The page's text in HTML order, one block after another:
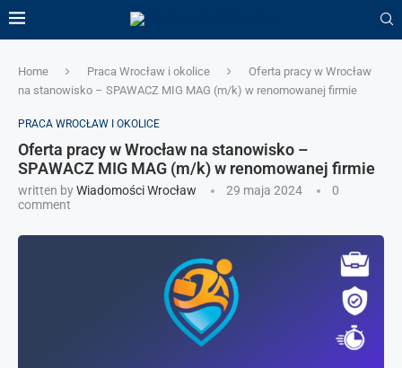
Home Praca Wrocław i okolice
Oferta pracy w Wrocław
na stanowisko – SPAWACZ MIG MAG (m/k) w renomowanej firmie
PRACA WROCŁAW I OKOLICE
Oferta pracy w Wrocław na stanowisko –
SPAWACZ MIG MAG (m/k) w renomowanej firmie
written byWiadomości Wrocław 29 maja 2024
0
comment